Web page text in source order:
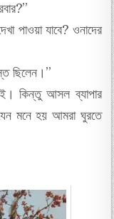
পাওয়া যাবে? ওনাদের
ছিলেন।”
কিন্তু আসল ব্যাপার
মনে হয় আমরা ঘুরতে